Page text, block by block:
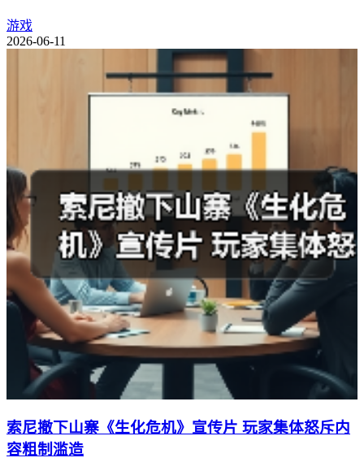
游戏
2026-06-11
索尼撤下山寨《生化危机》宣传片 玩家集体怒斥内
容粗制滥造